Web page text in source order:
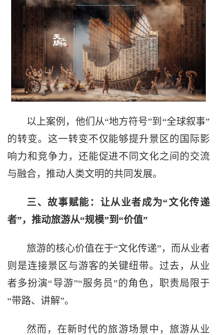
以上案例，他们从“地方符号”到“全球叙事”
的转变。这一转变不仅能够提升景区的国际影
响力和竞争力，还能促进不同文化之间的交流
与融合，推动人类文明的共同发展。
三、故事赋能：让从业者成为“文化传递
者”，推动旅游从“规模”到“价值”
旅游的核心价值在于“文化传递”，而从业者
则是连接景区与游客的关键纽带。过去，从业
者多扮演“导游”“服务员”的角色，职责局限于
“带路、讲解”。
然而，在新时代的旅游场景中，旅游从业